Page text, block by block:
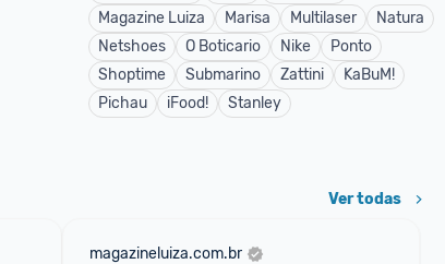
Magazine Luiza
Marisa Multilaser
Natura
Netshoes
O Boticario Nike
Ponto
Shoptime
Submarino Zattini
KaBuM!
Pichau
iFood! Stanley
Ver todas
magazineluiza.com.br